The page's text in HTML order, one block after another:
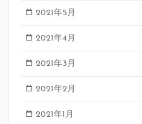
2021年5月
2021年4月
2021年3月
2021年2月
2021年1月